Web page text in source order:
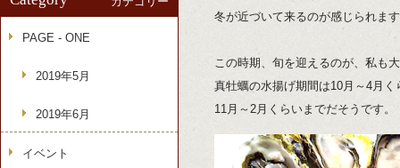
冬が近づいて来るのが感じられま
この時期、旬を迎えるのが、私も
真牡蠣の水揚げ期間は10月～4月
11月～2月くらいまでだそうです。
PAGE - ONE
2019年5月
2019年6月
イベント